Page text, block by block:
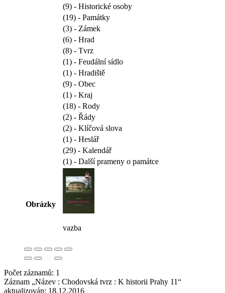
(9) - Historické osoby
(19) - Památky
(3) - Zámek
(6) - Hrad
(8) - Tvrz
(1) - Feudální sídlo
(1) - Hradiště
(9) - Obec
(1) - Kraj
(18) - Rody
(2) - Řády
(2) - Klíčová slova
(1) - Heslář
(29) - Kalendář
(1) - Další prameny o památce
Obrázky
vazba
Počet záznamů: 1
Záznam „Název : Chodovská tvrz : K historii Prahy 11“
aktualizován: 18.12.2016